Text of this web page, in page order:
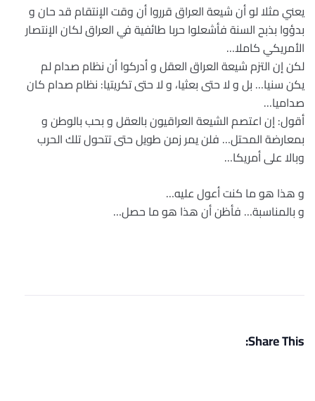
يعني مثلا لو أن شيعة العراق قرروا أن وقت الإنتقام قد حان و
بدؤوا بذبح السنة فأشعلوا حربا طائفية في العراق لكان الإنتصار
الأمريكي كاملا…
لكن إن التزم شيعة العراق العقل و أدركوا أن نظام صدام لم
يكن سنيا… بل و لا حتى بعثيا، و لا حتى تكريتيا: نظام صدام كان
صداميا…
أقول: إن اعتصم الشيعة العراقيون بالعقل و بحب بالوطن و
بمعارضة المحتل… فلن يمر زمن طويل حتى تتحول تلك الحرب
وبالا على أمريكا…
و هذا هو ما كنت أعول عليه…
و بالمناسبة… فأظن أن هذا هو ما حصل…
Share This: